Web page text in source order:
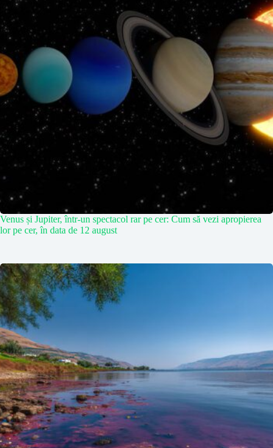
Venus și Jupiter, într-un spectacol rar pe cer: Cum să vezi apropierea
lor pe cer, în data de 12 august